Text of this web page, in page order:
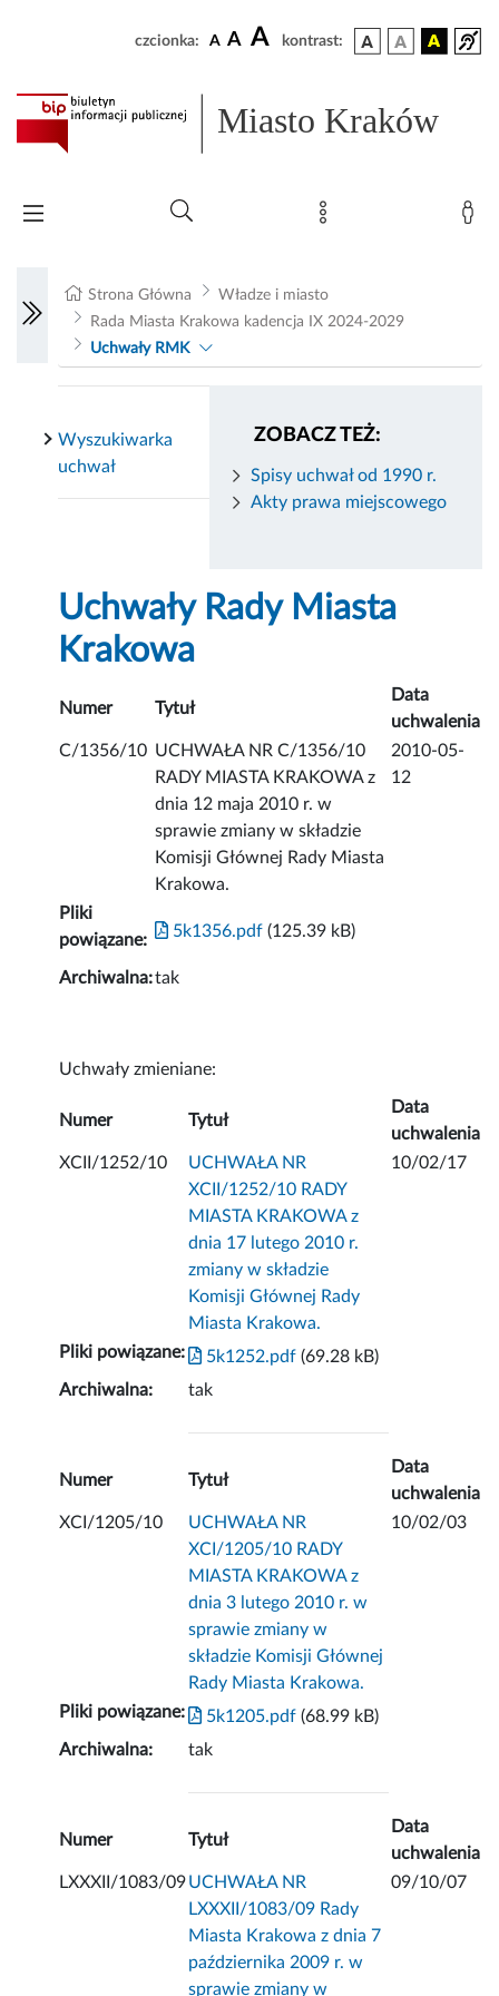
czcionka: A A A kontrast:
Miasto Kraków
Strona Główna
Władze i miasto
Rada Miasta Krakowa kadencja IX 2024-2029
Uchwały RMK
ZOBACZ TEŻ:
Spisy uchwał od 1990 r.
Akty prawa miejscowego
Wyszukiwarka
uchwał
Uchwały Rady Miasta
Krakowa
Numer Tytuł
Data
uchwalenia
C/1356/10 UCHWAŁA NR C/1356/10
RADY MIASTA KRAKOWA z
dnia 12 maja 2010 r. w
sprawie zmiany w składzie
Komisji Głównej Rady Miasta
Krakowa.
2010-05-
12
Pliki
powiązane:
5k1356.pdf (125.39 kB)
Archiwalna:tak
Uchwały zmieniane:
Numer Tytuł
Data
uchwalenia
XCII/1252/10
UCHWAŁA NR
XCII/1252/10 RADY
MIASTA KRAKOWA z
dnia 17 lutego 2010 r.
zmiany w składzie
Komisji Głównej Rady
Miasta Krakowa.
10/02/17
Pliki powiązane: 5k1252.pdf (69.28 kB)
Archiwalna:
tak
Numer Tytuł
Data
uchwalenia
XCI/1205/10
UCHWAŁA NR
XCI/1205/10 RADY
MIASTA KRAKOWA z
dnia 3 lutego 2010 r. w
sprawie zmiany w
składzie Komisji Głównej
Rady Miasta Krakowa.
10/02/03
Pliki powiązane: 5k1205.pdf (68.99 kB)
Archiwalna:
tak
Numer Tytuł
Data
uchwalenia
LXXXII/1083/09UCHWAŁA NR
LXXXII/1083/09 Rady
Miasta Krakowa z dnia 7
października 2009 r. w
sprawie zmiany w
09/10/07